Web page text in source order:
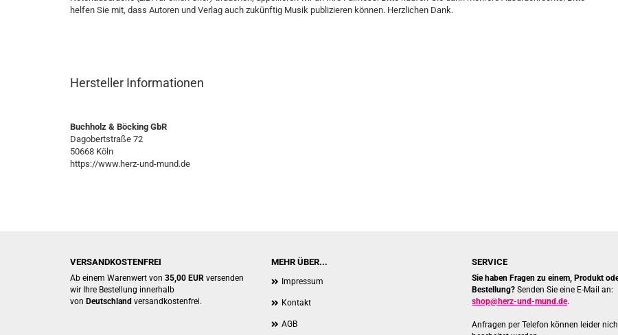
helfen Sie mit, dass Autoren und Verlag auch zukünftig Musik publizieren können. Herzlichen Dank.
Hersteller Informationen
Buchholz & Böcking GbR
Dagobertstraße 72
50668 Köln
https://www.herz-und-mund.de
MEHR ÜBER...
Impressum
Kontakt
AGB
SERVICE
Sie haben Fragen zu einem, Produkt
Bestellung? Senden Sie eine E-Mail an:
shop@herz-und-mund.de.
Anfragen per Telefon können leider
VERSANDKOSTENFREI
Ab einem Warenwert von 35,00 EUR versenden
wir Ihre Bestellung innerhalb
von Deutschland versandkostenfrei.